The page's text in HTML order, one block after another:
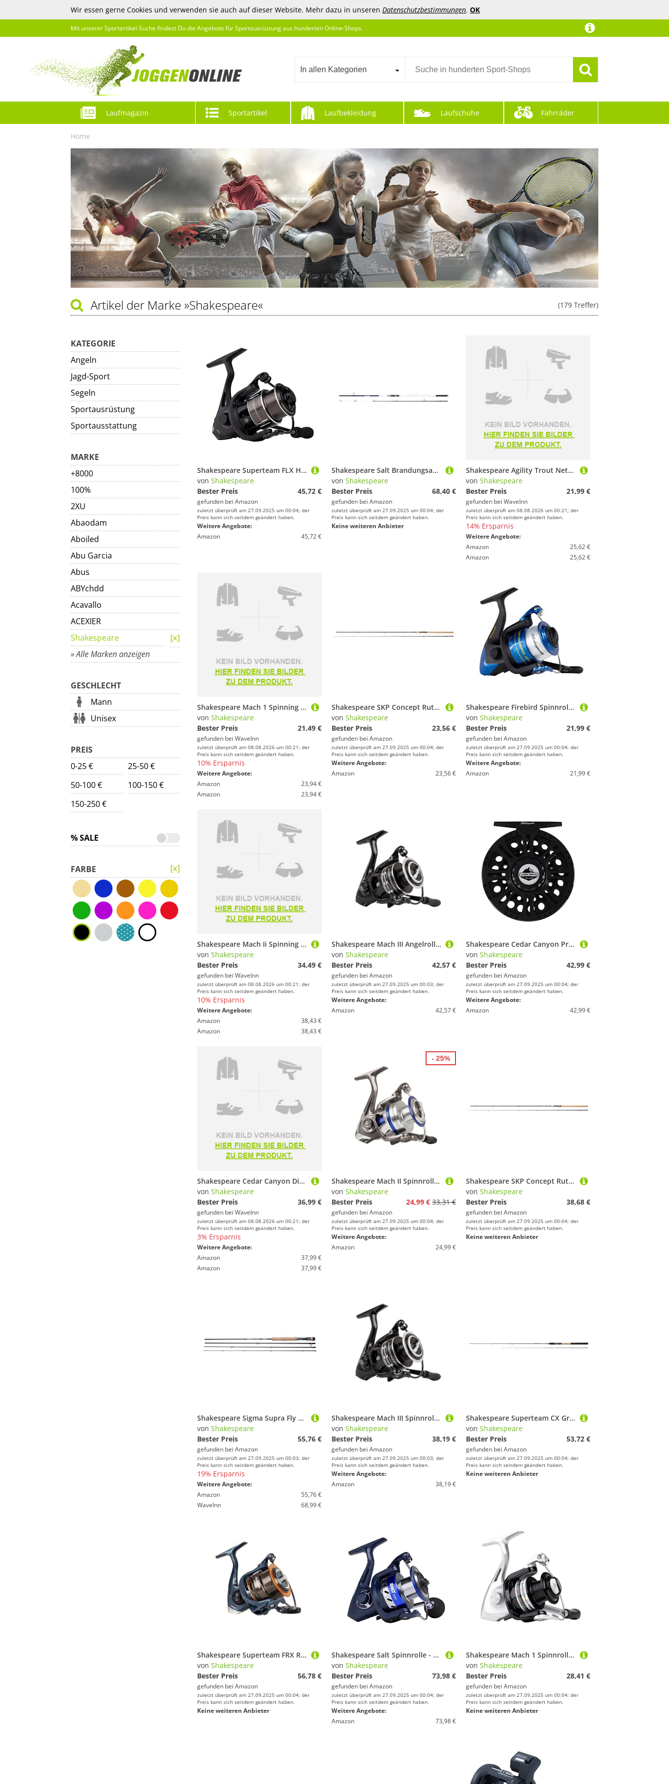
Wir essen gerne Cookies und verwenden sie auch auf dieser Website. Mehr dazu in unseren Datenschutzbestimmungen. OK
Mit unserer Sportartikel-Suche findest Du die Angebote für Sportausrüstung aus hunderten Online-Shops.
In allen Kategorien
Laufmagazin Sportartikel Laufbekleidung Laufschuhe Fahrräder
Home
(179 Treffer)
Artikel der Marke »Shakespeare«
KATEGORIE
Angeln
Jagd-Sport
Segeln
Sportausrüstung
Sportausstattung
MARKE
+8000
100%
2XU
Abaodam
Aboiled
Abu Garcia
Abus
ABYchdd
Acavallo
ACEXIER
Shakespeare
» Alle Marken anzeigen
GESCHLECHT
Mann
Unisex
PREIS
0-25 €
25-50 €
50-100 €
100-150 €
150-250 €
% SALE
FARBE
Shakespeare Superteam FLX Haspel - High-Speed 7,2:1 Übersetzung, 5+1 Lager, leichtes Graphitgehäuse, Flache Aluminiumspule, Eva Griffknopf und One-Touch Spool Release System - 2000
von Shakespeare
Bester Preis
45,72 €
gefunden bei Amazon
zuletzt überprüft am 27.09.2025 um 00:04; der
Preis kann sich seitdem geändert haben.
Weitere Angebote:
Amazon
45,72 €
Shakespeare Salt Brandungsangeln Rute - Hochwertige Carbonkonstruktion, kraftvolle Wurfleistung, langlebiges Design, komfortabler Eva-Griff, ideal für Brandungsangeln - 12ft, 4-6oz
von Shakespeare
Bester Preis
68,40 €
gefunden bei Amazon
zuletzt überprüft am 27.09.2025 um 00:04; der
Preis kann sich seitdem geändert haben.
Keine weiteren Anbieter
Shakespeare Agility Trout Nets Landing Net Schwarz S
von Shakespeare
Bester Preis
21,99 €
gefunden bei WaveInn
zuletzt überprüft am 08.08.2026 um 00:21; der
Preis kann sich seitdem geändert haben.
14% Ersparnis
Weitere Angebote:
Amazon
25,62 €
Amazon
25,62 €
Shakespeare Mach 1 Spinning Reel Schwarz 4000RD
von Shakespeare
Bester Preis
21,49 €
gefunden bei WaveInn
zuletzt überprüft am 08.08.2026 um 00:21; der
Preis kann sich seitdem geändert haben.
10% Ersparnis
Weitere Angebote:
Amazon
23,94 €
Amazon
23,94 €
Shakespeare SKP Concept Rute - Hochleistung Carbon Konstruktion, empfindliche Spitze, langlebiges Design, komfortabler Eva Griff, Süß- und Salzwasser Angelrute - 12ft, 1.5lb
von Shakespeare
Bester Preis
23,56 €
gefunden bei Amazon
zuletzt überprüft am 27.09.2025 um 00:04; der
Preis kann sich seitdem geändert haben.
Weitere Angebote:
Amazon
23,56 €
Shakespeare Firebird Spinnrolle - Vorgespulte, leichte Rolle mit Graphitgriff und Spule, leichtgängiges 1-Kugellager-Design für das Süßwasserfischen - 5000
von Shakespeare
Bester Preis
21,99 €
gefunden bei Amazon
zuletzt überprüft am 27.09.2025 um 00:04; der
Preis kann sich seitdem geändert haben.
Weitere Angebote:
Amazon
21,99 €
Shakespeare Mach Ii Spinning Reel Silber 4000
von Shakespeare
Bester Preis
34,49 €
gefunden bei WaveInn
zuletzt überprüft am 08.08.2026 um 00:21; der
Preis kann sich seitdem geändert haben.
10% Ersparnis
Weitere Angebote:
Amazon
38,43 €
Amazon
38,43 €
Shakespeare Mach III Angelrolle - 6+1 Lager, leichtes Graphitgehäuse, leichtgängige Rotation, extra steifer Bügel, präzise Filzbremsscheiben und stabiles Rotordesign - 1000
von Shakespeare
Bester Preis
42,57 €
gefunden bei Amazon
zuletzt überprüft am 27.09.2025 um 00:03; der
Preis kann sich seitdem geändert haben.
Weitere Angebote:
Amazon
42,57 €
Shakespeare Cedar Canyon Premier Fliegenrolle - Leichte und langlebige Fliegenfischerrolle mit leichtgängigem Einweg-Lager und umschaltbarem Links-/Rechtszug - 7/8
von Shakespeare
Bester Preis
42,99 €
gefunden bei Amazon
zuletzt überprüft am 27.09.2025 um 00:04; der
Preis kann sich seitdem geändert haben.
Weitere Angebote:
Amazon
42,99 €
Shakespeare Cedar Canyon Disc Fly Fishing Reel Silber 34
von Shakespeare
Bester Preis
36,99 €
gefunden bei WaveInn
zuletzt überprüft am 08.08.2026 um 00:21; der
Preis kann sich seitdem geändert haben.
3% Ersparnis
Weitere Angebote:
Amazon
37,99 €
Amazon
37,99 €
Shakespeare Mach II Spinnrolle - 4+1 Lager, leichtes Graphitgehäuse, leichtgängige Rotation, extra steifer Bügel, präzise Filzbremsscheiben und stabiles Rotordesign - 3000
von Shakespeare
Bester Preis
24,99 € 33,31 €
gefunden bei Amazon
zuletzt überprüft am 27.09.2025 um 00:04; der
Preis kann sich seitdem geändert haben.
Weitere Angebote:
Amazon
24,99 €
- 25%
Shakespeare SKP Concept Rute - Hochleistung Carbon Konstruktion, empfindliche Spitze, langlebiges Design, komfortabler Eva Griff, Süß- und Salzwasser Angelrute - 13ft
von Shakespeare
Bester Preis
38,68 €
gefunden bei Amazon
zuletzt überprüft am 27.09.2025 um 00:04; der
Preis kann sich seitdem geändert haben.
Keine weiteren Anbieter
Shakespeare Sigma Supra Fly Rods, Schwarz, 9ft | 6wt
von Shakespeare
Bester Preis
55,76 €
gefunden bei Amazon
zuletzt überprüft am 27.09.2025 um 00:03; der
Preis kann sich seitdem geändert haben.
19% Ersparnis
Weitere Angebote:
Amazon
55,76 €
WaveInn
68,99 €
Shakespeare Mach III Spinnrolle - 6+1 Lager, leichtes Graphitgehäuse, leichtgängige Rotation, extra steifer Bügel, präzise Filzbremsscheiben und stabiles Rotordesign - 3000
von Shakespeare
Bester Preis
38,19 €
gefunden bei Amazon
zuletzt überprüft am 27.09.2025 um 00:03; der
Preis kann sich seitdem geändert haben.
Weitere Angebote:
Amazon
38,19 €
Shakespeare Superteam CX Grobrute - Hochwertige Carbonkonstruktion, Sensible Spitze, langlebiges Design, komfortabler Eva-Griff, perfekt für das Grobfischangeln im Süßwasser - 10ft
von Shakespeare
Bester Preis
53,72 €
gefunden bei Amazon
zuletzt überprüft am 27.09.2025 um 00:04; der
Preis kann sich seitdem geändert haben.
Keine weiteren Anbieter
Shakespeare Superteam FRX Reel - Weitwurfspule, 5+1 Kugellager, Aluminium Spule & Griff, 5.2:1 Übersetzung, Ersatzspule aus Aluminium, Lasergravur, Double Mono/Braid Line Clips - 5500
von Shakespeare
Bester Preis
56,78 €
gefunden bei Amazon
zuletzt überprüft am 27.09.2025 um 00:04; der
Preis kann sich seitdem geändert haben.
Keine weiteren Anbieter
Shakespeare Salt Spinnrolle - Leichtgängiges 6-Lager-System, doppelt eloxierte Aluminiumspule, CNC-Griff, SW-Proof Drag System und großer Drahtbügel für das Salzwasserfischen - 6000
von Shakespeare
Bester Preis
73,98 €
gefunden bei Amazon
zuletzt überprüft am 27.09.2025 um 00:04; der
Preis kann sich seitdem geändert haben.
Weitere Angebote:
Amazon
73,98 €
Shakespeare Mach 1 Spinnrolle - Leichtes Graphitgehäuse und -Rotor, 2+1 Kugellager, leichtgängiges Bremssystem und extra Stabiler Bügel für Süß- und Salzwasserfischen - 6000
von Shakespeare
Bester Preis
28,41 €
gefunden bei Amazon
zuletzt überprüft am 27.09.2025 um 00:04; der
Preis kann sich seitdem geändert haben.
Keine weiteren Anbieter